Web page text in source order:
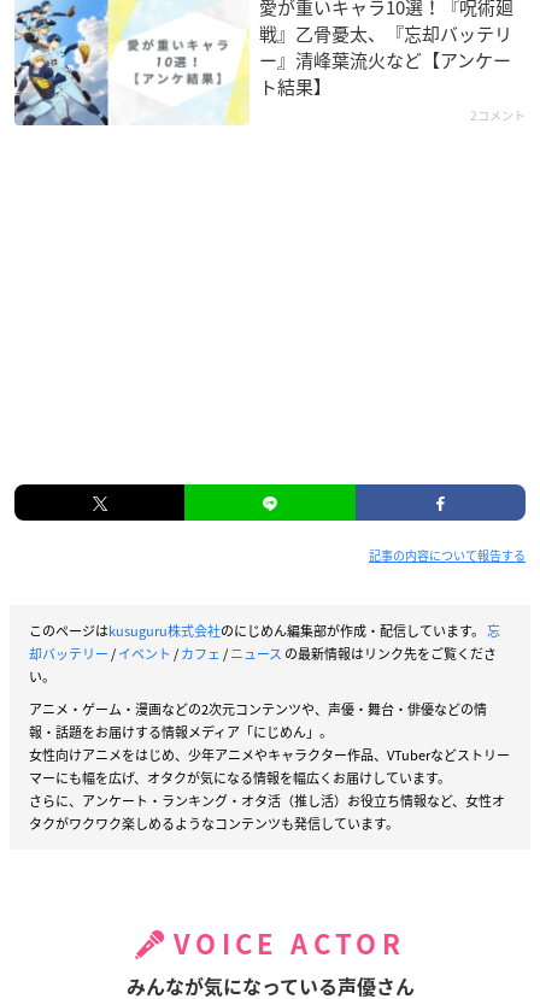
愛が重いキャラ10選！『呪術廻
戦』乙骨憂太、『忘却バッテリ
ー』清峰葉流火など【アンケー
ト結果】
2コメント
記事の内容について報告する
このページはkusuguru株式会社のにじめん編集部が作成・配信しています。 忘
却バッテリー/イベント /カフェ/ニュース の最新情報はリンク先をご覧くださ
い。
アニメ・ゲーム・漫画などの2次元コンテンツや、声優・舞台・俳優などの情
報・話題をお届けする情報メディア「にじめん」。
女性向けアニメをはじめ、少年アニメやキャラクター作品、VTuberなどストリー
マーにも幅を広げ、オタクが気になる情報を幅広くお届けしています。
さらに、アンケート・ランキング・オタ活（推し活）お役立ち情報など、女性オ
タクがワクワク楽しめるようなコンテンツも発信しています。
VOICE ACTOR
みんなが気になっている声優さん